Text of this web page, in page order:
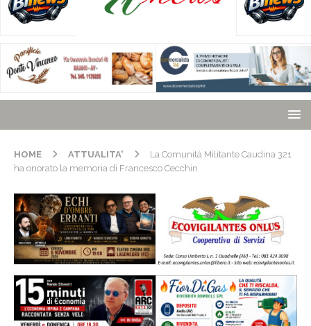
HOME ATTUALITA'
La Comunità Militante Caudina 321
ha onorato la memoria di Francesco Cecchin